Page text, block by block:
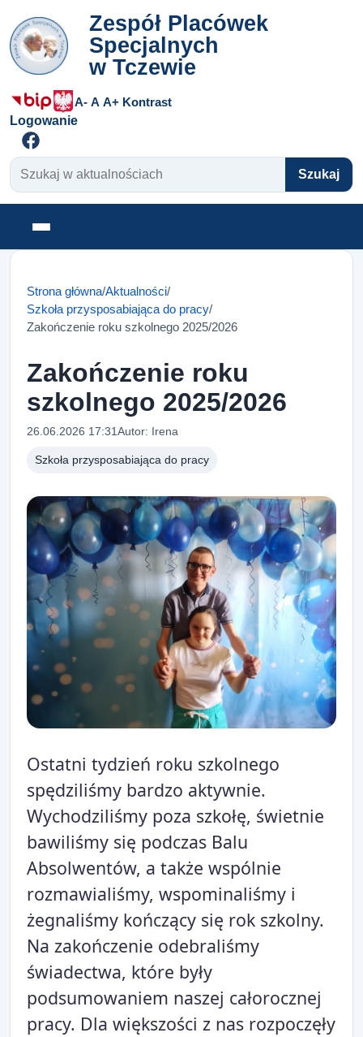
Zespół Placówek
Specjalnych
w Tczewie
A- A A+ Kontrast
Logowanie
Szukaj w aktualnościach
Szukaj
Otwórz menu
Strona główna/Aktualności/
Szkoła przysposabiająca do pracy/
Zakończenie roku szkolnego 2025/2026
Zakończenie roku
szkolnego 2025/2026
26.06.2026 17:31Autor: Irena
Szkoła przysposabiająca do pracy
Ostatni tydzień roku szkolnego
spędziliśmy bardzo aktywnie.
Wychodziliśmy poza szkołę, świetnie
bawiliśmy się podczas Balu
Absolwentów, a także wspólnie
rozmawialiśmy, wspominaliśmy i
żegnaliśmy kończący się rok szkolny.
Na zakończenie odebraliśmy
świadectwa, które były
podsumowaniem naszej całorocznej
pracy. Dla większości z nas rozpoczęły